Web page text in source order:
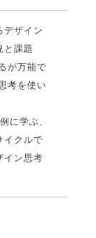
デザイン
と課題
が万能で
考を使い
に学ぶ、
イクルで
イン思考